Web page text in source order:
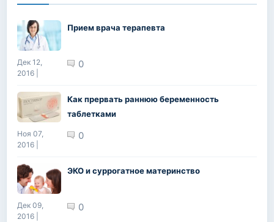
Прием врача терапевта
Дек 12,
2016 |
0
Как прервать раннюю беременность
таблетками
Ноя 07,
2016 |
0
ЭКО и суррогатное материнство
Дек 09,
2016 |
0